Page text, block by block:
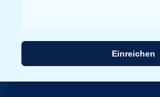
Einreichen